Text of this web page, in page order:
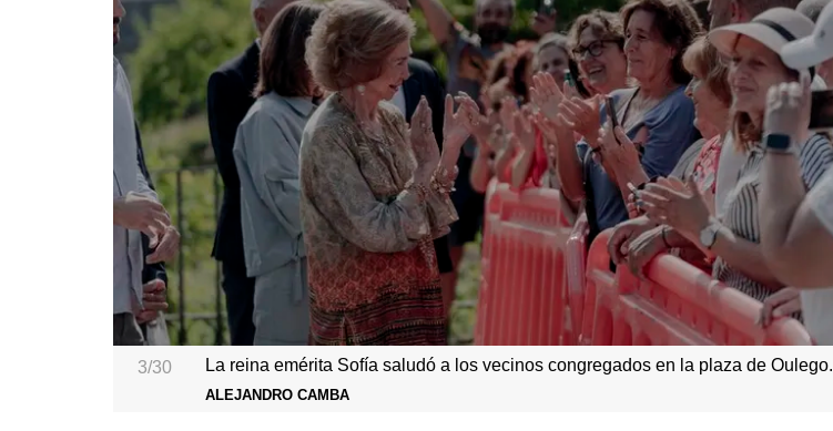
3/30 La reina emérita Sofía saludó a los vecinos congregados en la plaza de Oulego.
ALEJANDRO CAMBA